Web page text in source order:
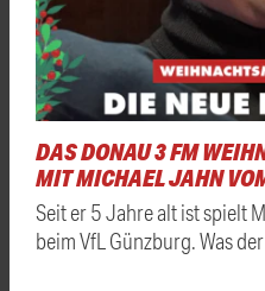
DAS DONAU 3 FM
MIT MICHAEL JAHN
Seit er 5 Jahre alt ist spielt
beim VfL Günzburg. Was